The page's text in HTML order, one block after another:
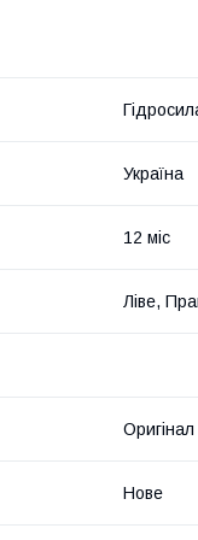
Україна
12 міс
Ліве,
Оригінал
Нове